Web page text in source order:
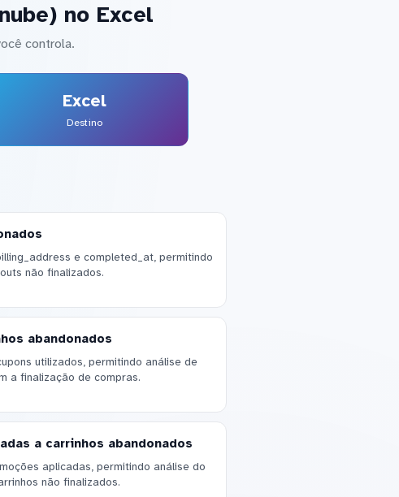
no Excel
controla.
Excel
Destino
e completed_at, permitindo
não finalizados.
abandonados
utilizados, permitindo análise de
a finalização de compras.
a carrinhos abandonados
aplicadas, permitindo análise do
não finalizados.